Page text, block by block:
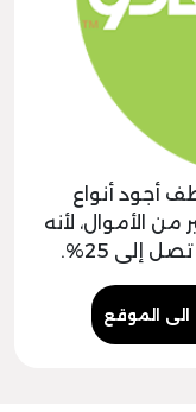
أجود أنواع
من الأموال، لأنه
إلى 25%.
الموقع